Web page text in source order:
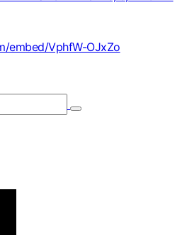
embed/VphfW-OJxZo